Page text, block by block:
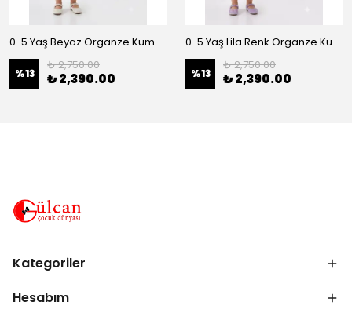
0-5 Yaş Beyaz Organze Kumaş Bel İnci Kemerli Midi Boy Arkası Lastikli Abiye
%13
₺ 2,750.00
₺ 2,390.00
0-5 Yaş Lila Renk Organze Kumaş Bel İnci Kemerli Midi Boy Arkası Lastikli Abiye
%13
₺ 2,750.00
₺ 2,390.00
Kategoriler
Hesabım